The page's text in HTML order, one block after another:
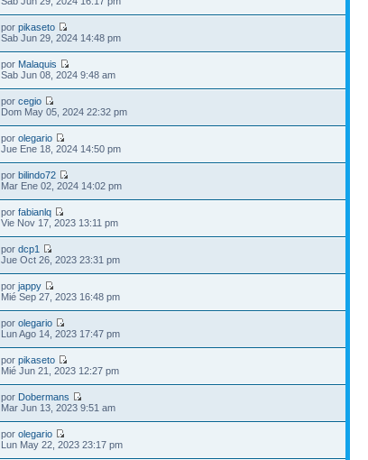
porpikaseto
Sab Jun 29, 2024 14:48 pm
por Malaquis
Sab Jun 08, 2024 9:48 am
porcegio
Dom May 05, 2024 22:32 pm
porolegario
Jue Ene 18, 2024 14:50 pm
porbilindo72
Mar Ene 02, 2024 14:02 pm
porfabianlq
Vie Nov 17, 2023 13:11 pm
pordcp1
Jue Oct 26, 2023 23:31 pm
porjappy
Mié Sep 27, 2023 16:48 pm
porolegario
Lun Ago 14, 2023 17:47 pm
porpikaseto
Mié Jun 21, 2023 12:27 pm
por Dobermans
Mar Jun 13, 2023 9:51 am
porolegario
Lun May 22, 2023 23:17 pm